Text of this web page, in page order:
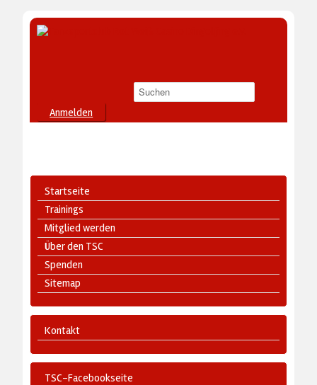
Anmelden
Startseite
Trainings
Mitglied werden
Über den TSC
Spenden
Sitemap
Kontakt
TSC-Facebookseite